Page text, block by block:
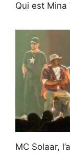
Qui est Mina
MC Solaar,